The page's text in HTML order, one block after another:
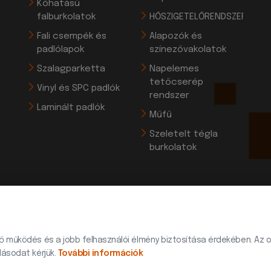
Kőhatású
falburkolatok
Fali csempék és
padlólapok
Szalagparketta
Vinyl és SPC padlók
Laminált padlók
HŐSZIGETELŐRENDSZEREK
Alapozók és
színezővakolatok
Napelemes
tetőcserép
rendszer
Műfű
Szeletelt tégla
burkolatok
© 2026 Minden jog fenntartva | Készítette:
működés és a jobb felhasználói élmény biztosítása érdekében. Az
kérjük.
További információk